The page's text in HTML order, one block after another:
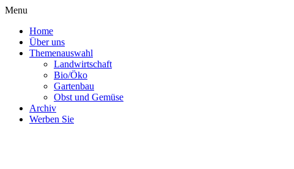
Menu
Home
Über uns
Themenauswahl
Landwirtschaft
Bio/Öko
Gartenbau
Obst und Gemüse
Archiv
Werben Sie